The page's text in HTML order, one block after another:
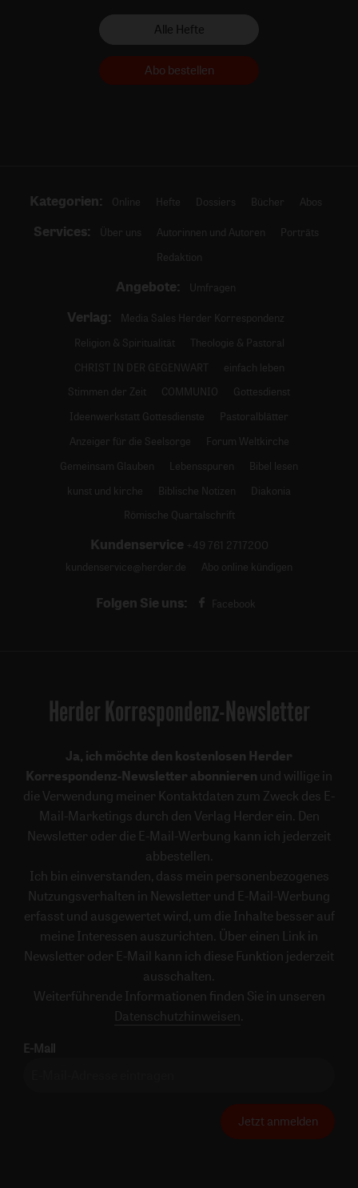
Alle Hefte
Abo bestellen
Kategorien: Online Hefte Dossiers Bücher Abos
Services: Über uns Autorinnen und Autoren
Porträts
Redaktion
Angebote: Umfragen
Verlag:
Media Sales Herder Korrespondenz
Religion & Spiritualität
Theologie & Pastoral
CHRIST IN DER GEGENWART
einfach leben
Stimmen der Zeit
COMMUNIO
Gottesdienst
Ideenwerkstatt Gottesdienste
Pastoralblätter
Anzeiger für die Seelsorge
Forum Weltkirche
Gemeinsam Glauben
Lebensspuren
Bibel lesen
kunst und kirche
Biblische Notizen
Diakonia
Römische Quartalschrift
Kundenservice +49 761 2717200
kundenservice@herder.de
Abo online kündigen
Folgen Sie uns: Facebook
Herder Korrespondenz-Newsletter
Ja, ich möchte den kostenlosen Herder
Korrespondenz-Newsletter abonnieren und willige in
die Verwendung meiner Kontaktdaten zum Zweck des E-
Mail-Marketings durch den Verlag Herder ein. Den
Newsletter oder die E-Mail-Werbung kann ich jederzeit
abbestellen.
Ich bin einverstanden, dass mein personenbezogenes
Nutzungsverhalten in Newsletter und E-Mail-Werbung
erfasst und ausgewertet wird, um die Inhalte besser auf
meine Interessen auszurichten. Über einen Link in
Newsletter oder E-Mail kann ich diese Funktion jederzeit
ausschalten.
Weiterführende Informationen finden Sie in unseren
Datenschutzhinweisen .
E-Mail
Jetzt anmelden